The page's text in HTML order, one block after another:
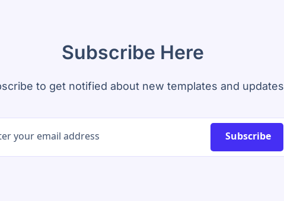
Subscribe Here
to get notified about new templates and updates
Subscribe